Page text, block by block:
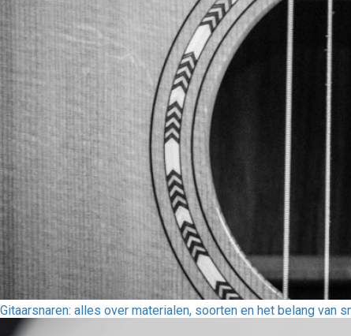
Gitaarsnaren: alles over materialen, soorten en het belang van